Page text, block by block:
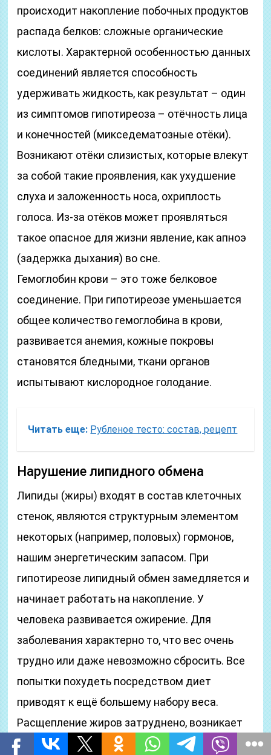
происходит накопление побочных продуктов
распада белков: сложные органические
кислоты. Характерной особенностью данных
соединений является способность
удерживать жидкость, как результат – один
из симптомов гипотиреоза – отёчность лица
и конечностей (микседематозные отёки).
Возникают отёки слизистых, которые влекут
за собой такие проявления, как ухудшение
слуха и заложенность носа, охриплость
голоса. Из-за отёков может проявляться
такое опасное для жизни явление, как апноэ
(задержка дыхания) во сне.
Гемоглобин крови – это тоже белковое
соединение. При гипотиреозе уменьшается
общее количество гемоглобина в крови,
развивается анемия, кожные покровы
становятся бледными, ткани органов
испытывают кислородное голодание.
Читать еще: Рубленое тесто: состав, рецепт
Нарушение липидного обмена
Липиды (жиры) входят в состав клеточных
стенок, являются структурным элементом
некоторых (например, половых) гормонов,
нашим энергетическим запасом. При
гипотиреозе липидный обмен замедляется и
начинает работать на накопление. У
человека развивается ожирение. Для
заболевания характерно то, что вес очень
трудно или даже невозможно сбросить. Все
попытки похудеть посредством диет
приводят к ещё большему набору веса.
Расщепление жиров затруднено, возникает
нехватка внутриклеточной энергии.